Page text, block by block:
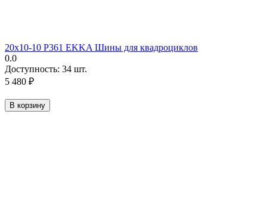
20х10-10 P361 EKKA Шины для квадроциклов
0.0
Доступность: 34 шт.
5 480 ₽
В корзину